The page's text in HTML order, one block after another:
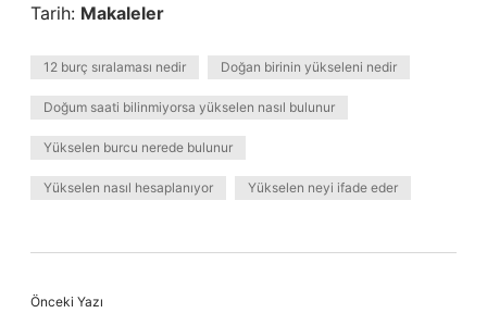
Tarih: Makaleler
12 burç sıralaması nedir Doğan birinin yükseleni nedir
Doğum saati bilinmiyorsa yükselen nasıl bulunur
Yükselen burcu nerede bulunur
Yükselen nasıl hesaplanıyor Yükselen neyi ifade eder
Önceki Yazı